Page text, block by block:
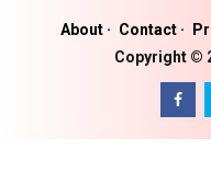
About Contact
Copyright ©